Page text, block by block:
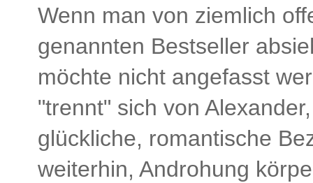
Wenn man von ziemlich
genannten Bestseller
möchte nicht angefasst
"trennt" sich von
glückliche, romantische
weiterhin, Androhung